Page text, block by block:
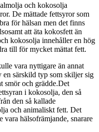
och kokosolja
De mättade fettsyror som
för hälsan men det finns
att äta kokosfett än
kokosolja innehåller en hög
till för mycket mättat fett.
vara nyttigare än annat
en särskild typ som skiljer sig
smör och grädde.Det
i kokosolja, den så
den så kallade
och animaliskt fett. Det
hälsofrämjande, snarare